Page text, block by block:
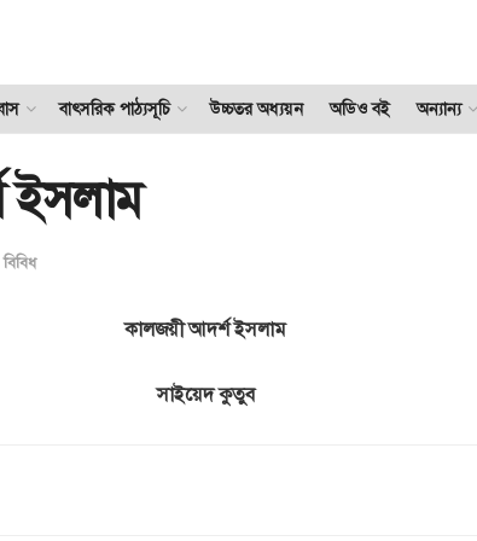
বাৎসরিক পাঠ্যসূচি উচ্চতর অধ্যয়ন অডিও বই অন্যান্য
ইসলাম
বিবিধ
কালজয়ী আদর্শ ইসলাম
সাইয়েদ কুতুব